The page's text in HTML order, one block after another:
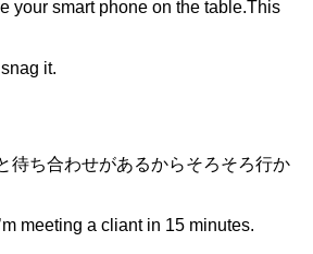
your smart phone on the table.This
it.
待ち合わせがあるからそろそろ行か
meeting a cliant in 15 minutes.